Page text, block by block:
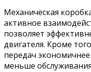
Механическая
активное
позволяет
двигателя. Кроме
передач
меньше